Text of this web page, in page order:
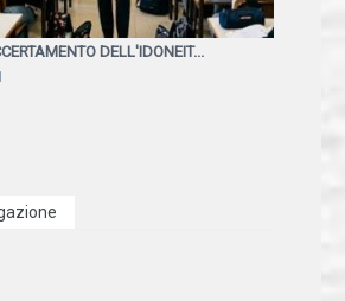
DELL'IDONEIT...